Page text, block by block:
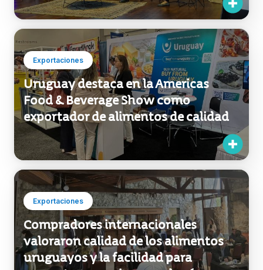
Exportaciones
Uruguay destaca en la Americas
Food & Beverage Show como
exportador de alimentos de calidad
Exportaciones
Compradores internacionales
valoraron calidad de los alimentos
uruguayos y la facilidad para
concretar negocios con el país